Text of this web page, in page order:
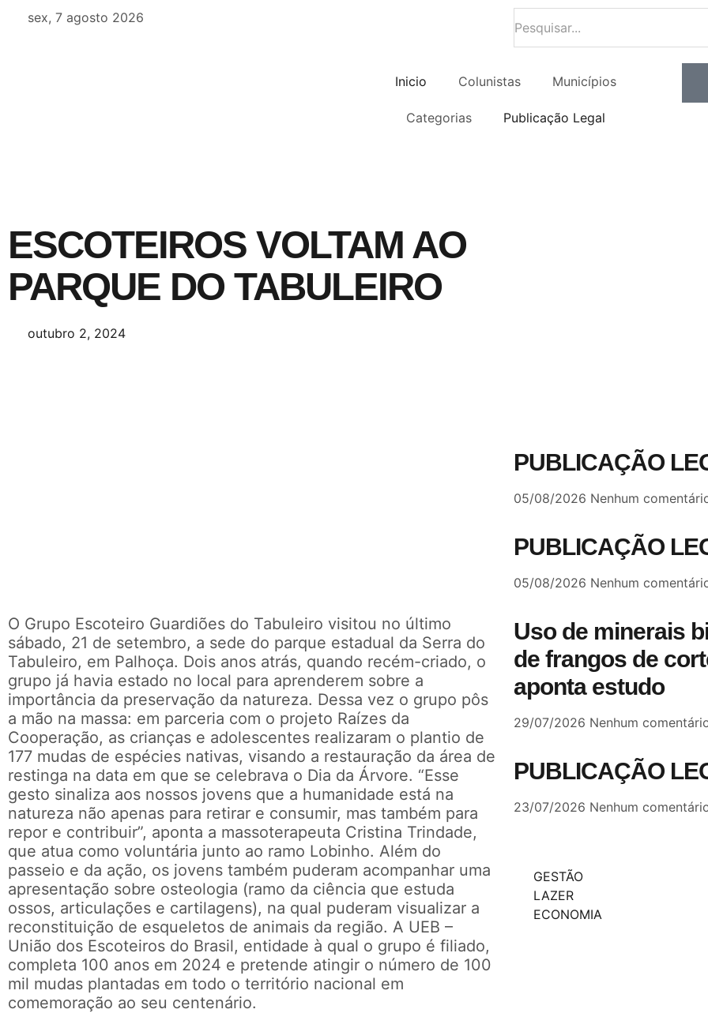
sex, 7 agosto 2026
Inicio Colunistas Municípios
Categorias Publicação Legal
ESCOTEIROS VOLTAM AO
PARQUE DO TABULEIRO
outubro 2, 2024
O Grupo Escoteiro Guardiões do Tabuleiro visitou no último
sábado, 21 de setembro, a sede do parque estadual da Serra do
Tabuleiro, em Palhoça. Dois anos atrás, quando recém-criado, o
grupo já havia estado no local para aprenderem sobre a
importância da preservação da natureza. Dessa vez o grupo pôs
a mão na massa: em parceria com o projeto Raízes da
Cooperação, as crianças e adolescentes realizaram o plantio de
177 mudas de espécies nativas, visando a restauração da área de
restinga na data em que se celebrava o Dia da Árvore. “Esse
gesto sinaliza aos nossos jovens que a humanidade está na
natureza não apenas para retirar e consumir, mas também para
repor e contribuir”, aponta a massoterapeuta Cristina Trindade,
que atua como voluntária junto ao ramo Lobinho. Além do
passeio e da ação, os jovens também puderam acompanhar uma
apresentação sobre osteologia (ramo da ciência que estuda
ossos, articulações e cartilagens), na qual puderam visualizar a
reconstituição de esqueletos de animais da região. A UEB –
União dos Escoteiros do Brasil, entidade à qual o grupo é filiado,
completa 100 anos em 2024 e pretende atingir o número de 100
mil mudas plantadas em todo o território nacional em
comemoração ao seu centenário.
PUBLICAÇÃO
05/08/2026 Nenhum
PUBLICAÇÃO
05/08/2026 Nenhum
Uso de minerais
de frangos de
aponta estudo
29/07/2026 Nenhum
PUBLICAÇÃO
23/07/2026 Nenhum
GESTÃO
LAZER
ECONOMIA